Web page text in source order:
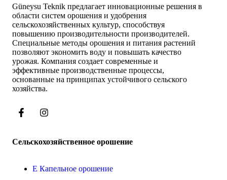
Güneysu Teknik предлагает инновационные решения в
области систем орошения и удобрения
сельскохозяйственных культур, способствуя
повышению производительности производителей.
Специальные методы орошения и питания растений
позволяют экономить воду и повышать качество
урожая. Компания создает современные и
эффективные производственные процессы,
основанные на принципах устойчивого сельского
хозяйства.
Сельскохозяйственное орошение
Капельное орошение